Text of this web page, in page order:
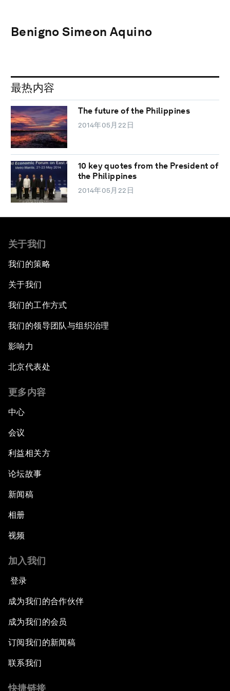
Benigno Simeon Aquino
最热内容
The future of the Philippines
2014年05月22日
10 key quotes from the President of
the Philippines
2014年05月22日
关于我们
我们的策略
关于我们
我们的工作方式
我们的领导团队与组织治理
影响力
北京代表处
更多内容
中心
会议
利益相关方
论坛故事
新闻稿
相册
视频
加入我们
登录
成为我们的合作伙伴
成为我们的会员
订阅我们的新闻稿
联系我们
快捷链接